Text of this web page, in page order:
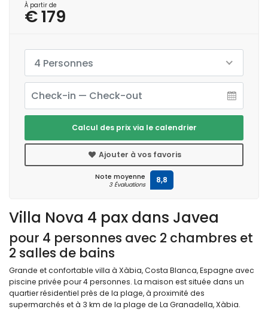
Villa Nova 4 pax dans Javea
pour 4 personnes avec 2 chambres et
2 salles de bains
Grande et confortable villa à Xàbia, Costa Blanca, Espagne avec
piscine privée pour 4 personnes. La maison est située dans un
quartier résidentiel près de la plage, à proximité des
supermarchés et à 3 km de la plage de La Granadella, Xàbia.
À partir de
€ 179
4 Personnes
Calcul des prix via le calendrier
Ajouter à vos favoris
Note moyenne
3 Évaluations 8,8